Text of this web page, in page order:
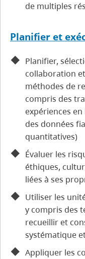
de multiples
Planifier et
Planifier,
collaboration
méthodes de
compris des
expériences
des données
quantitatives)
Évaluer les
éthiques,
liées à ses
Utiliser les
y compris des
recueillir et
systématique
Appliquer les